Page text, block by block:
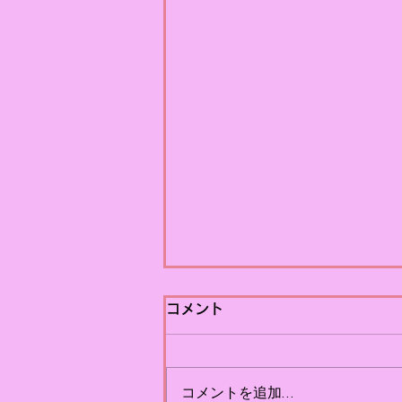
【PR特別講座】PRしやすい
業種には理由がある
情報とは～ 前回は、コンサルタ
コメント
コメントを追加…